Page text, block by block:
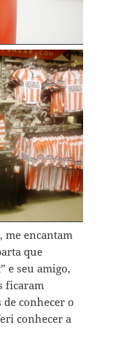
me encantam
que
e seu amigo,
ficaram
de conhecer o
conhecer a